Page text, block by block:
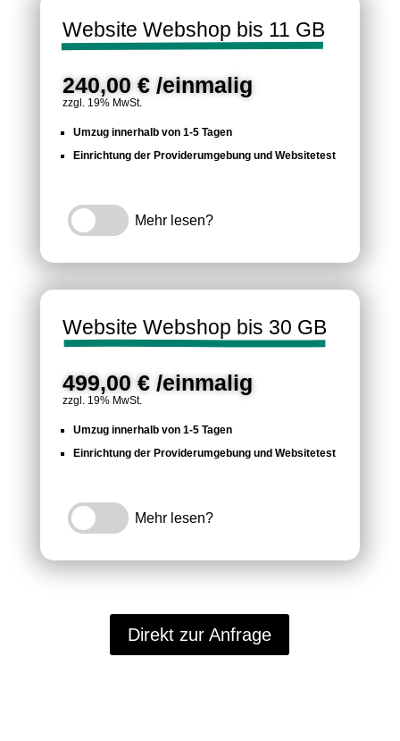
Website Webshop bis 11 GB
240,00 € /einmalig
zzgl. 19% MwSt.
Umzug innerhalb von 1-5 Tagen
Einrichtung der Providerumgebung und Websitetest
Mehr lesen?
Website Webshop bis 30 GB
499,00 € /einmalig
zzgl. 19% MwSt.
Umzug innerhalb von 1-5 Tagen
Einrichtung der Providerumgebung und Websitetest
Mehr lesen?
Direkt zur Anfrage